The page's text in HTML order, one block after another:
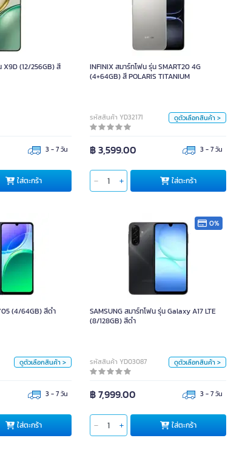
X9D (12/256GB) สี
3 - 7 วัน
ใส่ตะกร้า
INFINIX สมาร์ทโฟน รุ่น SMART20 4G
(4+64GB) สี POLARIS TITANIUM
รหัสสินค้า YD32171 ดูตัวเลือกสินค้า >
฿ 3,599.00 3 - 7 วัน
ใส่ตะกร้า
INFINIX สมาร์ทโฟน รุ่น SMART20 4G
(4+64GB) สี POLARIS TITANIUM
หน่วย
ใส่ตะกร้า
(4/64GB) สีดำ
ดูตัวเลือกสินค้า >
3 - 7 วัน
ใส่ตะกร้า
รุ่น Y05 (4/64GB) สีดำ
คร.
0%
SAMSUNG สมาร์ทโฟน รุ่น Galaxy A17 LTE
(8/128GB) สีดำ
รหัสสินค้า YD03087 ดูตัวเลือกสินค้า >
฿ 7,999.00 3 - 7 วัน
ใส่ตะกร้า
SAMSUNG สมาร์ทโฟน รุ่น Galaxy A17 LTE
(8/128GB) สีดำ
หน่วย
ใส่ตะกร้า